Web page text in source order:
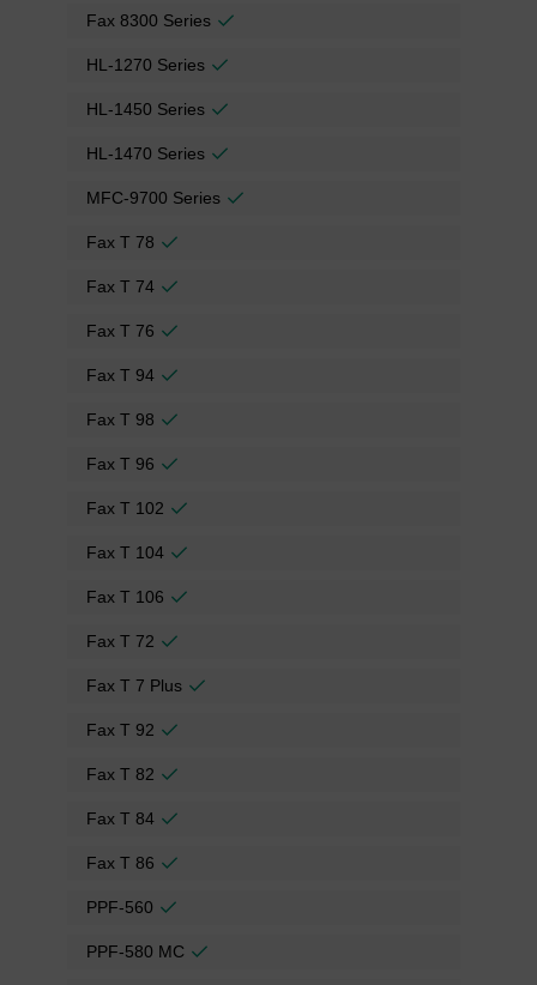
Fax 8300 Series
HL-1270 Series
HL-1450 Series
HL-1470 Series
MFC-9700 Series
Fax T 78
Fax T 74
Fax T 76
Fax T 94
Fax T 98
Fax T 96
Fax T 102
Fax T 104
Fax T 106
Fax T 72
Fax T 7 Plus
Fax T 92
Fax T 82
Fax T 84
Fax T 86
PPF-560
PPF-580 MC